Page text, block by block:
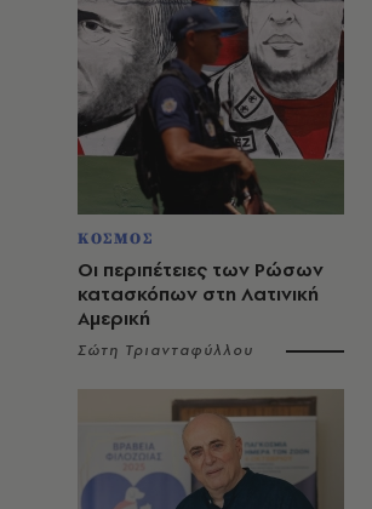
ΚΟΣΜΟΣ
Οι περιπέτειες των Ρώσων
κατασκόπων στη Λατινική
Αμερική
Σώτη Τριανταφύλλου